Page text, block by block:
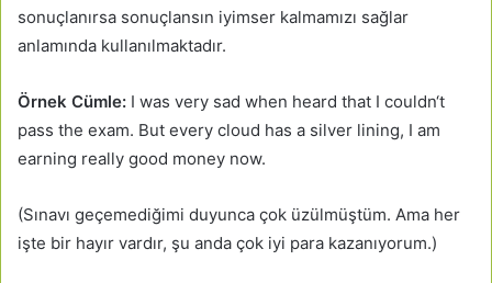
sonuçlanırsa sonuçlansın iyimser kalmamızı sağlar
anlamında kullanılmaktadır.
Örnek Cümle: I was very sad when heard that I couldn‘t
pass the exam. But every cloud has a silver lining, I am
earning really good money now.
(Sınavı geçemediğimi duyunca çok üzülmüştüm. Ama her
işte bir hayır vardır, şu anda çok iyi para kazanıyorum.)